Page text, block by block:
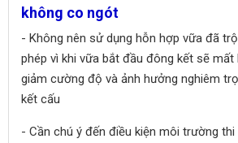
không co ngót
- Không nên sử dụng hỗn hợp vữa đã
phép vì khi vữa bắt đầu đông kết sẽ mất
giảm cường độ và ảnh hưởng nghiêm
kết cấu
- Cần chú ý đến điều kiện môi trường